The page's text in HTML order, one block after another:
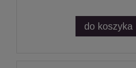
do koszyka